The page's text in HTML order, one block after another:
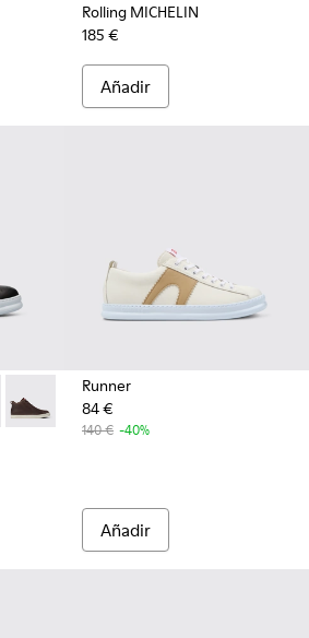
Rolling MICHELIN
185 €
Añadir
- Black
015
- K300347-014
Runner - K300347-012
Runner - K300347-010
Runner
84 €
140 € -40%
Añadir